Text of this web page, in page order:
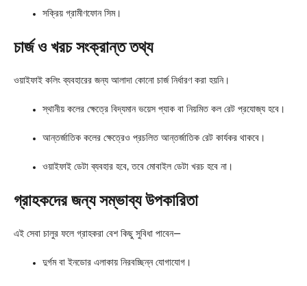
সক্রিয় গ্রামীণফোন সিম।
চার্জ ও খরচ সংক্রান্ত তথ্য
ওয়াইফাই কলিং ব্যবহারের জন্য আলাদা কোনো চার্জ নির্ধারণ করা হয়নি।
স্থানীয় কলের ক্ষেত্রে বিদ্যমান ভয়েস প্যাক বা নিয়মিত কল রেট প্রযোজ্য হবে।
আন্তর্জাতিক কলের ক্ষেত্রেও প্রচলিত আন্তর্জাতিক রেট কার্যকর থাকবে।
ওয়াইফাই ডেটা ব্যবহার হবে, তবে মোবাইল ডেটা খরচ হবে না।
গ্রাহকদের জন্য সম্ভাব্য উপকারিতা
এই সেবা চালুর ফলে গ্রাহকরা বেশ কিছু সুবিধা পাবেন—
দুর্গম বা ইনডোর এলাকায় নিরবচ্ছিন্ন যোগাযোগ।